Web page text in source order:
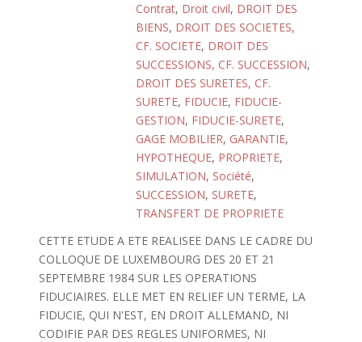
Contrat, Droit civil, DROIT DES
BIENS, DROIT DES SOCIETES,
CF. SOCIETE, DROIT DES
SUCCESSIONS, CF. SUCCESSION,
DROIT DES SURETES, CF.
SURETE, FIDUCIE, FIDUCIE-
GESTION, FIDUCIE-SURETE,
GAGE MOBILIER, GARANTIE,
HYPOTHEQUE, PROPRIETE,
SIMULATION, Société,
SUCCESSION, SURETE,
TRANSFERT DE PROPRIETE
CETTE ETUDE A ETE REALISEE DANS LE CADRE DU
COLLOQUE DE LUXEMBOURG DES 20 ET 21
SEPTEMBRE 1984 SUR LES OPERATIONS
FIDUCIAIRES. ELLE MET EN RELIEF UN TERME, LA
FIDUCIE, QUI N'EST, EN DROIT ALLEMAND, NI
CODIFIE PAR DES REGLES UNIFORMES, NI